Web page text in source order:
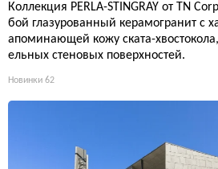
Коллекция PERLA-STINGRAY от TN
бой глазурованный керамогранит с
апоминающей кожу ската-
ельных стеновых поверхностей.
Новинки 62